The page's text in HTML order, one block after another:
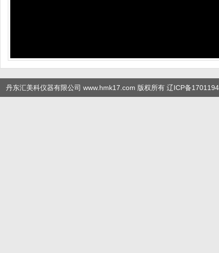
丹东汇美科仪器有限公司 www.hmk17.com 版权所有 辽ICP备